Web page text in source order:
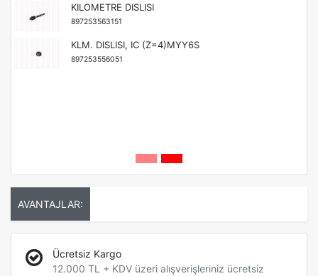
KILOMETRE DISLISI
897253563151
KLM. DISLISI, IC (Z=4)MYY6S
897253556051
AVANTAJLAR:
Ücretsiz Kargo
12.000 TL + KDV üzeri alışverişleriniz ücretsiz